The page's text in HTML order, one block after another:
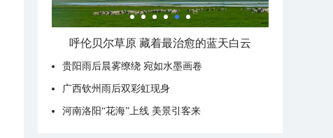
呼伦贝尔草原 藏着最治愈的蓝天白云
贵阳雨后晨雾缭绕 宛如水墨画卷
广西钦州雨后双彩虹现身
河南洛阳“花海”上线 美景引客来